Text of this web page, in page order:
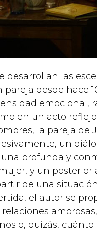
desarrollan las
pareja desde hace
emocional,
en un acto
la pareja de
un
profunda y
y un posterior
de una
el autor se
o, quizás,